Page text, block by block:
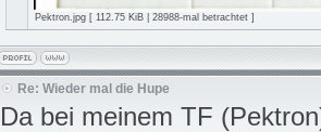
Pektron.jpg [ 112.75 KiB | 28988-mal betrachtet ]
Re: Wieder mal die Hupe
Da bei meinem TF